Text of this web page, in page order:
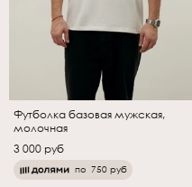
Футболка базовая мужская,
молочная
3 000 руб
по 750 руб